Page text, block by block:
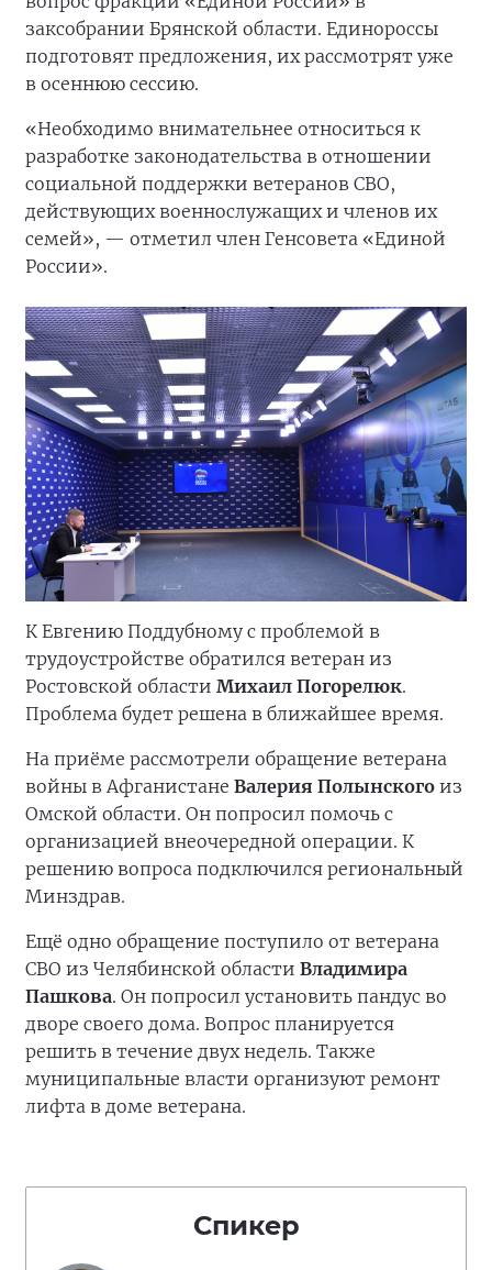
заксобрании Брянской области. Единороссы
подготовят предложения, их рассмотрят уже
в осеннюю сессию.
«Необходимо внимательнее относиться к
разработке законодательства в отношении
социальной поддержки ветеранов СВО,
действующих военнослужащих и членов их
семей», — отметил член Генсовета «Единой
России».
К Евгению Поддубному с проблемой в
трудоустройстве обратился ветеран из
Ростовской области Михаил Погорелюк.
Проблема будет решена в ближайшее время.
На приёме рассмотрели обращение ветерана
войны в Афганистане Валерия Полынского из
Омской области. Он попросил помочь с
организацией внеочередной операции. К
решению вопроса подключился региональный
Минздрав.
Ещё одно обращение поступило от ветерана
СВО из Челябинской области Владимира
Пашкова. Он попросил установить пандус во
дворе своего дома. Вопрос планируется
решить в течение двух недель. Также
муниципальные власти организуют ремонт
лифта в доме ветерана.
Спикер